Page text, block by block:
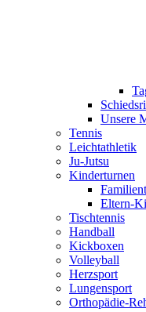
Unsere
Tennis
Leichtathletik
Ju-Jutsu
Kinderturnen
Eltern-
Tischtennis
Handball
Kickboxen
Volleyball
Herzsport
Lungensport
Orthopädie-